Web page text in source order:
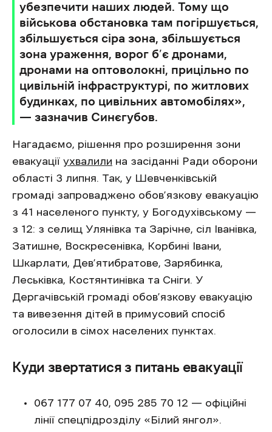
убезпечити наших людей. Тому що
військова обстановка там погіршується,
збільшується сіра зона, збільшується
зона ураження, ворог б’є дронами,
дронами на оптоволокні, прицільно по
цивільній інфраструктурі, по житлових
будинках, по цивільних автомобілях»,
— зазначив Синєгубов.
Нагадаємо, рішення про розширення зони
евакуації ухвалили на засіданні Ради оборони
області 3 липня. Так, у Шевченківській
громаді запроваджено обов’язкову евакуацію
з 41 населеного пункту, у Богодухівському —
з 12: з селищ Улянівка та Зарічне, сіл Іванівка,
Затишне, Воскресенівка, Корбині Івани,
Шкарлати, Дев’ятибратове, Зарябинка,
Леськівка, Костянтинівка та Сніги. У
Дергачівській громаді обов’язкову евакуацію
та вивезення дітей в примусовий спосіб
оголосили в сімох населених пунктах.
Куди звертатися з питань евакуації
067 177 07 40, 095 285 70 12 — офіційні
лінії спецпідрозділу «Білий янгол».